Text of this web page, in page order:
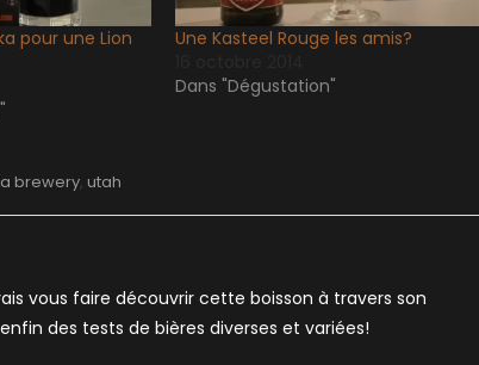
pour une Lion
Une Kasteel Rouge les amis?
Dans "Dégustation"
brewery, utah
vous faire découvrir cette boisson à travers son
des tests de bières diverses et variées!